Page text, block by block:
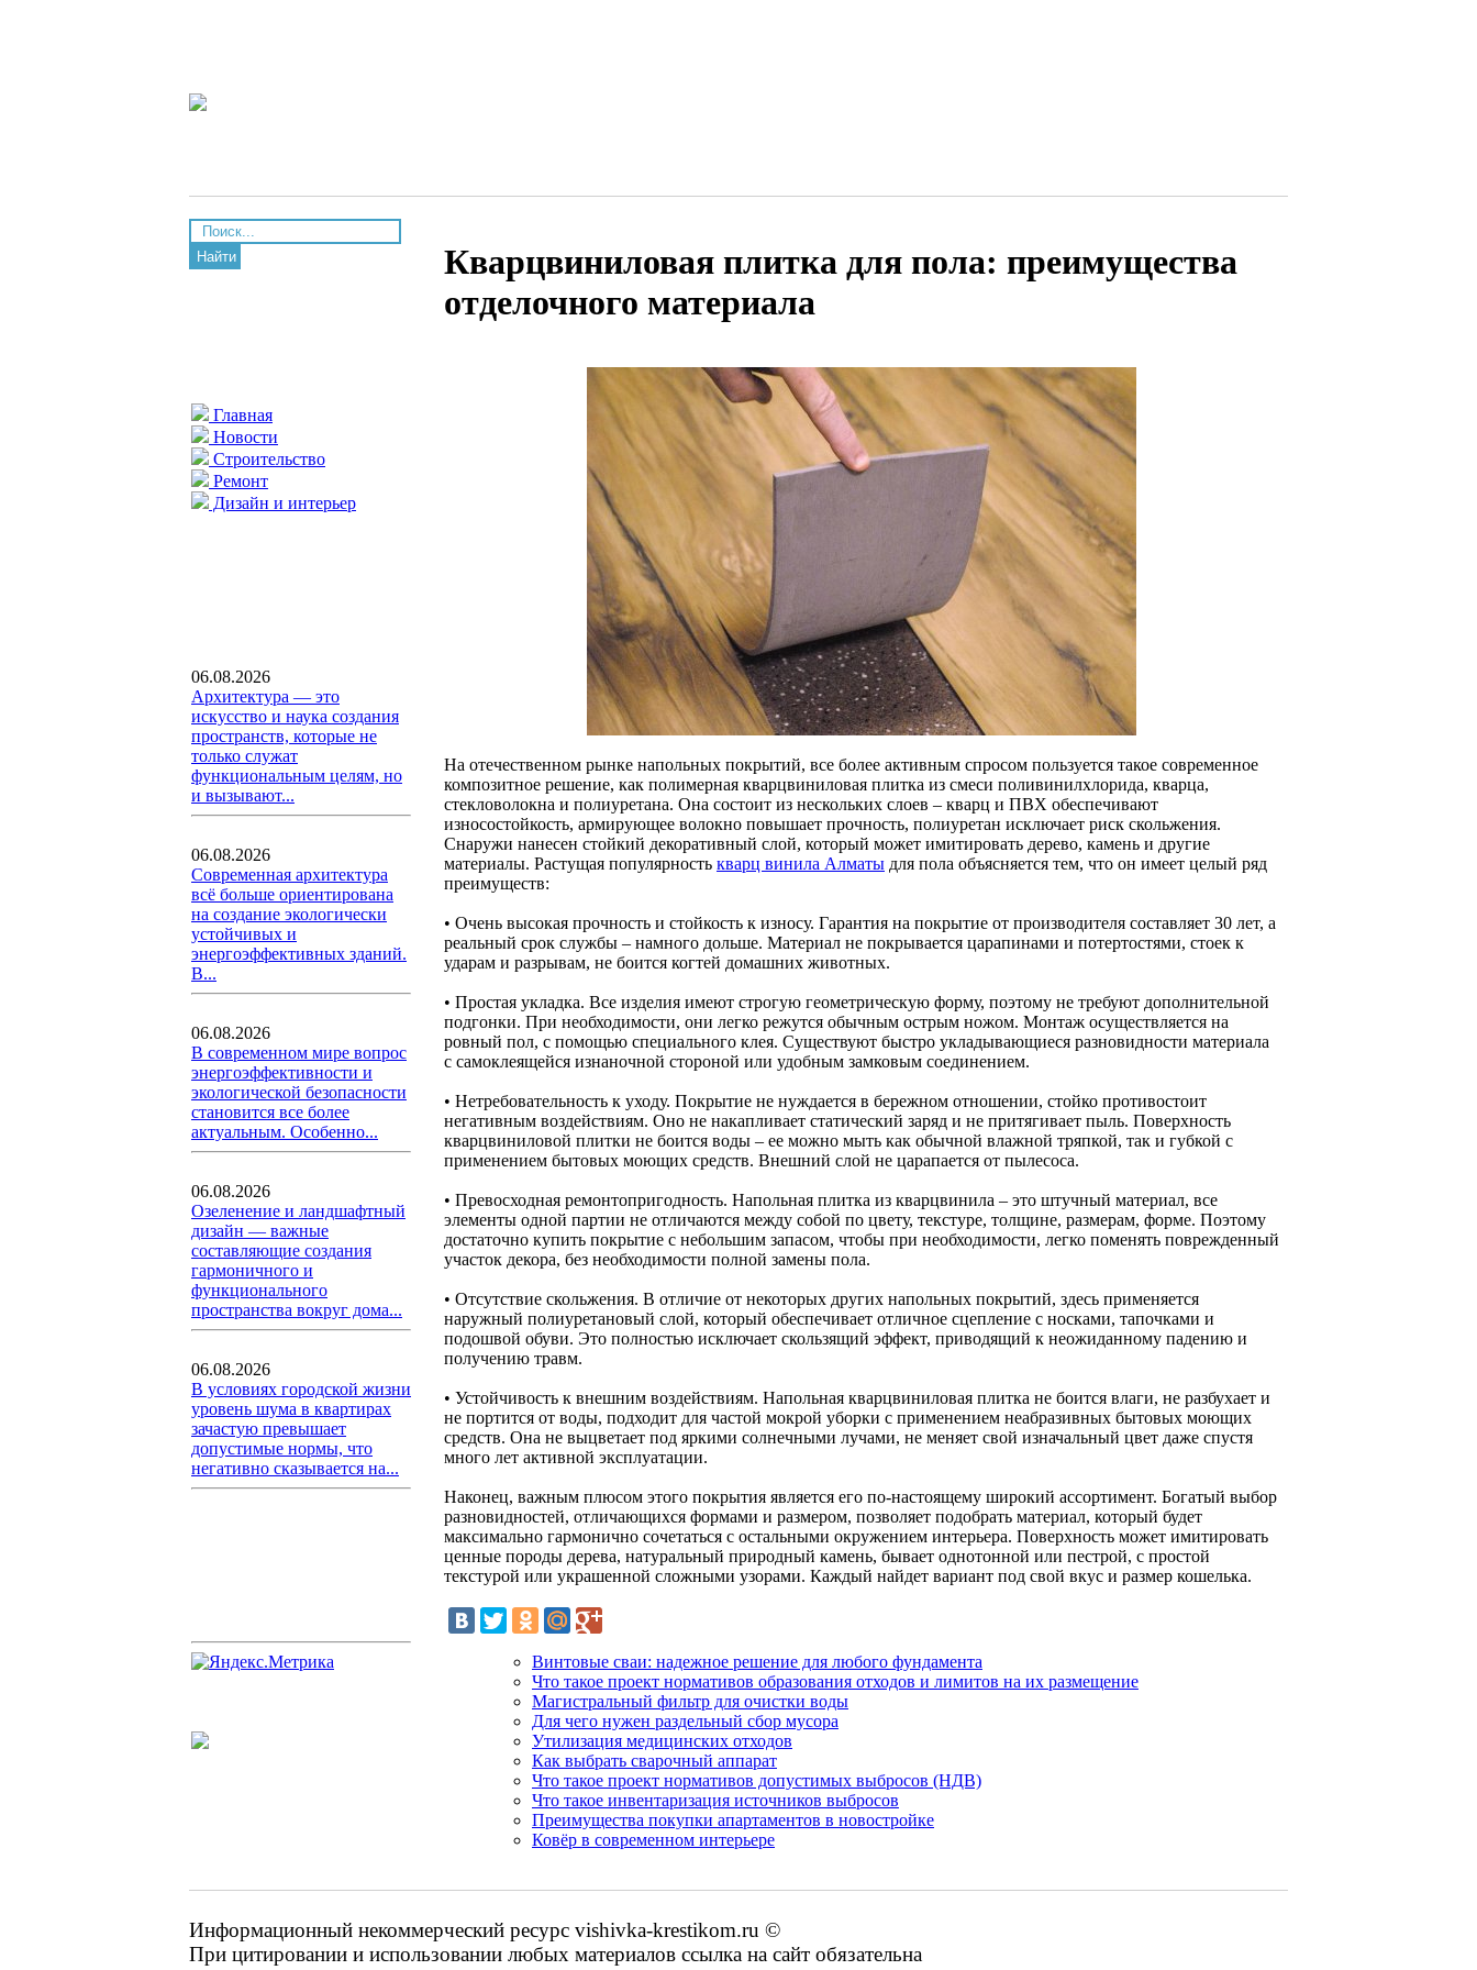
Найти
Главная
Новости
Строительство
Ремонт
Дизайн и интерьер
06.08.2026
Архитектура — это
искусство и наука создания
пространств, которые не
только служат
функциональным целям, но
и вызывают...
06.08.2026
Современная архитектура
всё больше ориентирована
на создание экологически
устойчивых и
энергоэффективных зданий.
В...
06.08.2026
В современном мире вопрос
энергоэффективности и
экологической безопасности
становится все более
актуальным. Особенно...
06.08.2026
Озеленение и ландшафтный
дизайн — важные
составляющие создания
гармоничного и
функционального
пространства вокруг дома...
06.08.2026
В условиях городской жизни
уровень шума в квартирах
зачастую превышает
допустимые нормы, что
негативно сказывается на...
Кварцвиниловая плитка для пола: преимущества
отделочного материала
На отечественном рынке напольных покрытий, все более активным спросом пользуется такое современное
композитное решение, как полимерная кварцвиниловая плитка из смеси поливинилхлорида, кварца,
стекловолокна и полиуретана. Она состоит из нескольких слоев – кварц и ПВХ обеспечивают
износостойкость, армирующее волокно повышает прочность, полиуретан исключает риск скольжения.
Снаружи нанесен стойкий декоративный слой, который может имитировать дерево, камень и другие
материалы. Растущая популярность кварц винила Алматы для пола объясняется тем, что он имеет целый ряд
преимуществ:
• Очень высокая прочность и стойкость к износу. Гарантия на покрытие от производителя составляет 30 лет, а
реальный срок службы – намного дольше. Материал не покрывается царапинами и потертостями, стоек к
ударам и разрывам, не боится когтей домашних животных.
• Простая укладка. Все изделия имеют строгую геометрическую форму, поэтому не требуют дополнительной
подгонки. При необходимости, они легко режутся обычным острым ножом. Монтаж осуществляется на
ровный пол, с помощью специального клея. Существуют быстро укладывающиеся разновидности материала
с самоклеящейся изнаночной стороной или удобным замковым соединением.
• Нетребовательность к уходу. Покрытие не нуждается в бережном отношении, стойко противостоит
негативным воздействиям. Оно не накапливает статический заряд и не притягивает пыль. Поверхность
кварцвиниловой плитки не боится воды – ее можно мыть как обычной влажной тряпкой, так и губкой с
применением бытовых моющих средств. Внешний слой не царапается от пылесоса.
• Превосходная ремонтопригодность. Напольная плитка из кварцвинила – это штучный материал, все
элементы одной партии не отличаются между собой по цвету, текстуре, толщине, размерам, форме. Поэтому
достаточно купить покрытие с небольшим запасом, чтобы при необходимости, легко поменять поврежденный
участок декора, без необходимости полной замены пола.
• Отсутствие скольжения. В отличие от некоторых других напольных покрытий, здесь применяется
наружный полиуретановый слой, который обеспечивает отличное сцепление с носками, тапочками и
подошвой обуви. Это полностью исключает скользящий эффект, приводящий к неожиданному падению и
получению травм.
• Устойчивость к внешним воздействиям. Напольная кварцвиниловая плитка не боится влаги, не разбухает и
не портится от воды, подходит для частой мокрой уборки с применением неабразивных бытовых моющих
средств. Она не выцветает под яркими солнечными лучами, не меняет свой изначальный цвет даже спустя
много лет активной эксплуатации.
Наконец, важным плюсом этого покрытия является его по-настоящему широкий ассортимент. Богатый выбор
разновидностей, отличающихся формами и размером, позволяет подобрать материал, который будет
максимально гармонично сочетаться с остальными окружением интерьера. Поверхность может имитировать
ценные породы дерева, натуральный природный камень, бывает однотонной или пестрой, с простой
текстурой или украшенной сложными узорами. Каждый найдет вариант под свой вкус и размер кошелька.
Винтовые сваи: надежное решение для любого фундамента
Что такое проект нормативов образования отходов и лимитов на их размещение
Магистральный фильтр для очистки воды
Для чего нужен раздельный сбор мусора
Утилизация медицинских отходов
Как выбрать сварочный аппарат
Что такое проект нормативов допустимых выбросов (НДВ)
Что такое инвентаризация источников выбросов
Преимущества покупки апартаментов в новостройке
Ковёр в современном интерьере
Информационный некоммерческий ресурс vishivka-krestikom.ru ©
При цитировании и использовании любых материалов ссылка на сайт обязательна